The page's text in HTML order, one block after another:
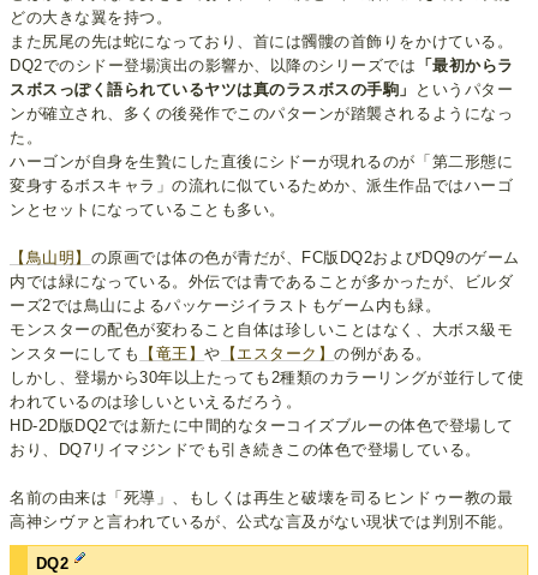
どの大きな翼を持つ。
また尻尾の先は蛇になっており、首には髑髏の首飾りをかけている。
DQ2でのシドー登場演出の影響か、以降のシリーズでは 「最初からラ
スボスっぽく語られているヤツは真のラスボスの手駒」
というパター
ンが確立され、多くの後発作でこのパターンが踏襲されるようになっ
た。
ハーゴンが自身を生贄にした直後にシドーが現れるのが「第二形態に
変身するボスキャラ」の流れに似ているためか、派生作品ではハーゴ
ンとセットになっていることも多い。
【鳥山明】 の原画では体の色が青だが、FC版DQ2およびDQ9のゲーム
内では緑になっている。外伝では青であることが多かったが、ビルダ
ーズ2では鳥山によるパッケージイラストもゲーム内も緑。
モンスターの配色が変わること自体は珍しいことはなく、大ボス級モ
ンスターにしても
【竜王】や 【エスターク】の例がある。
しかし、登場から30年以上たっても2種類のカラーリングが並行して使
われているのは珍しいといえるだろう。
HD-2D版DQ2では新たに中間的なターコイズブルーの体色で登場して
おり、DQ7リイマジンドでも引き続きこの体色で登場している。
名前の由来は「死導」、もしくは再生と破壊を司るヒンドゥー教の最
高神シヴァと言われているが、公式な言及がない現状では判別不能。
DQ2